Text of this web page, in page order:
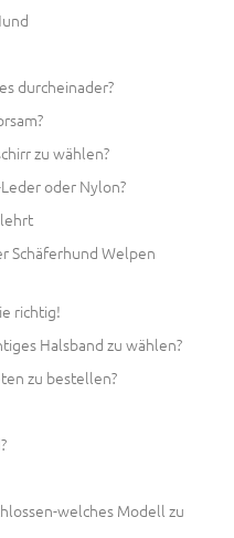
durcheinader?
zu wählen?
oder Nylon?
Schäferhund Welpen
richtig!
Halsband zu wählen?
zu bestellen?
welches Modell zu